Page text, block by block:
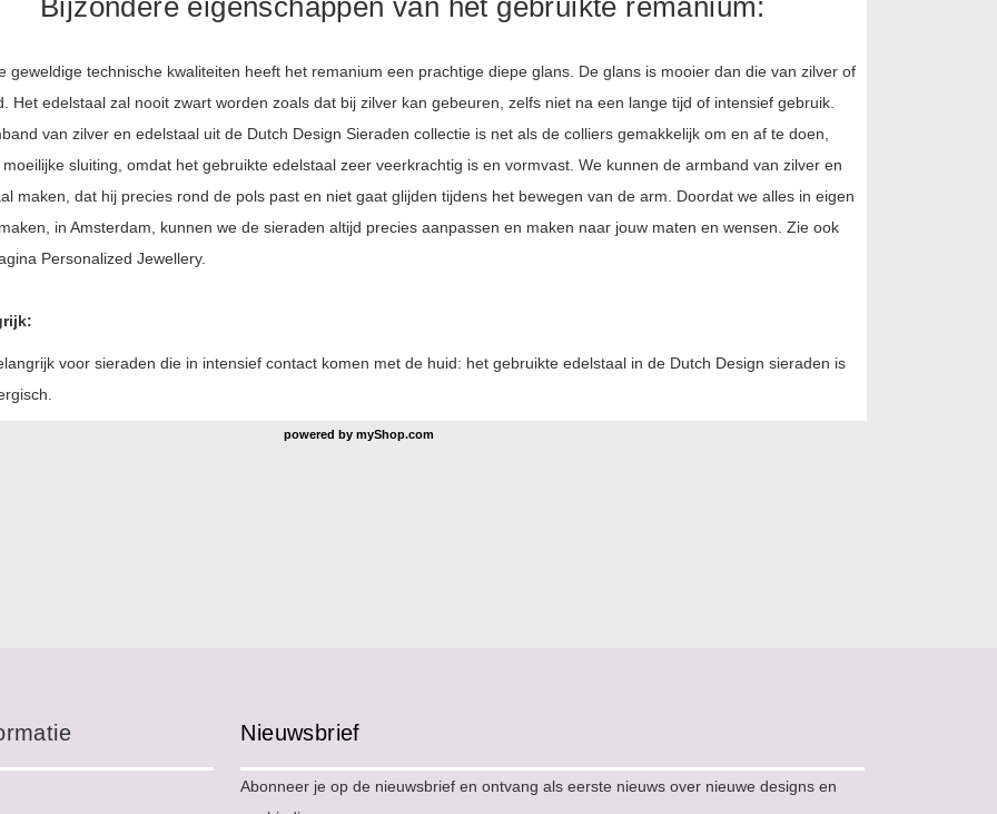
powered by myShop.com
Bijzondere eigenschappen van het gebruikte remanium:
geweldige technische kwaliteiten heeft het remanium een prachtige diepe glans. De glans is mooier dan die van zilver of
Het edelstaal zal nooit zwart worden zoals dat bij zilver kan gebeuren, zelfs niet na een lange tijd of intensief gebruik.
van zilver en edelstaal uit de Dutch Design Sieraden collectie is net als de colliers gemakkelijk om en af te doen,
sluiting, omdat het gebruikte edelstaal zeer veerkrachtig is en vormvast. We kunnen de armband van zilver en
maken, dat hij precies rond de pols past en niet gaat glijden tijdens het bewegen van de arm. Doordat we alles in eigen
in Amsterdam, kunnen we de sieraden altijd precies aanpassen en maken naar jouw maten en wensen. Zie ook
Personalized Jewellery.
voor sieraden die in intensief contact komen met de huid: het gebruikte edelstaal in de Dutch Design sieraden is
Nieuwsbrief
Abonneer je op de nieuwsbrief en ontvang als eerste nieuws over nieuwe designs en